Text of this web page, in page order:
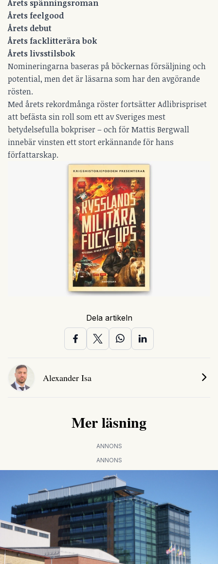
Årets spänningsroman
Årets feelgood
Årets debut
Årets facklitterära bok
Årets livsstilsbok
Nomineringarna baseras på böckernas försäljning och
potential, men det är läsarna som har den avgörande
rösten.
Med årets rekordmånga röster fortsätter Adlibrispriset
att befästa sin roll som ett av Sveriges mest
betydelsefulla bokpriser – och för Mattis Bergwall
innebär vinsten ett stort erkännande för hans
författarskap.
Dela artikeln
Alexander Isa
Mer läsning
ANNONS
ANNONS